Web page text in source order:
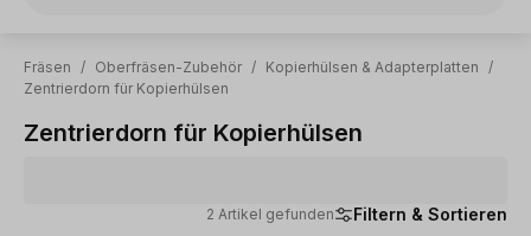
Fräsen / Oberfräsen-Zubehör / Kopierhülsen & Adapterplatten
/
Zentrierdorn für Kopierhülsen
Zentrierdorn für Kopierhülsen
2 Artikel gefunden Filtern & Sortieren